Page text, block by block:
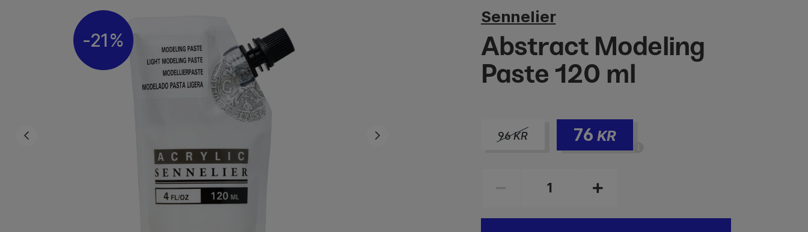
21%
Sennelier
Abstract Modeling
Paste 120 ml
96KR 76 KR